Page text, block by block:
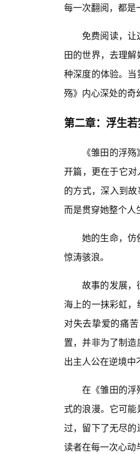
每一次翻阅，都是
免费阅读，
田的世界，去理
种深度的体验。
殇》内心深处的奇
第二章：浮生
《雏田的浮
开篇，更在于它
的方式，深入到
而是贯穿她整个人
她的生命，
惊涛骇浪。
故事的发展
海上的一抹彩虹
对失去挚爱的痛
置，并非为了制
出主人公在逆境中
在《雏田的
式的浪漫。它可
过，留下了无尽
读者在每一次心动